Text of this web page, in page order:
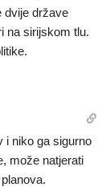
dvije države
na sirijskom tlu.
i niko ga sigurno
može natjerati